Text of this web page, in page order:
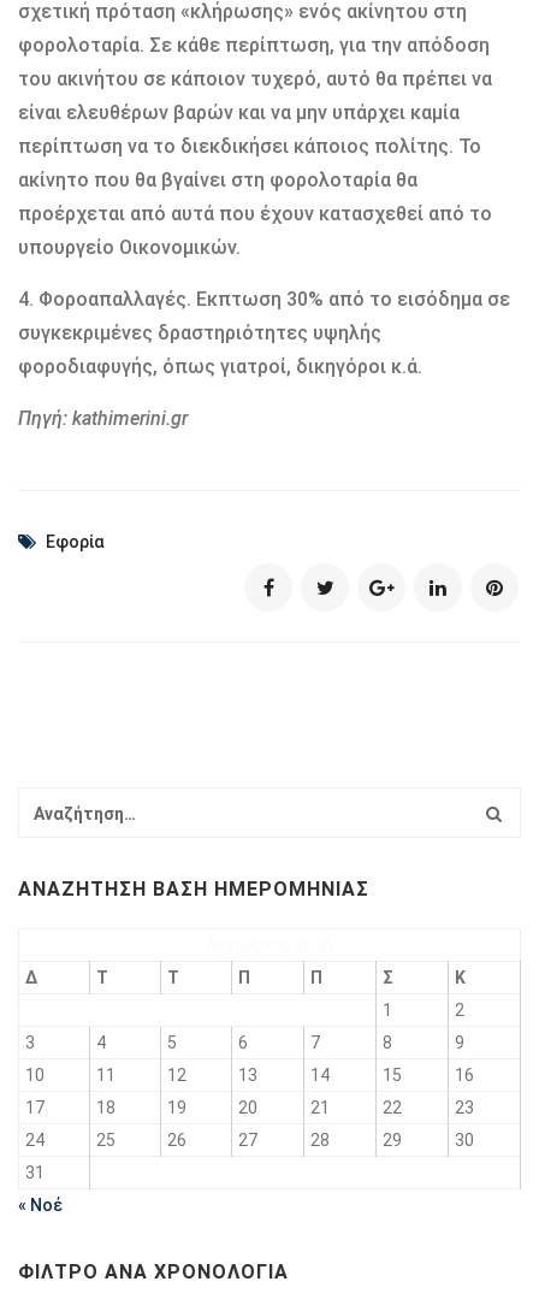
σχετική πρόταση «κλήρωσης» ενός ακίνητου στη
φορολοταρία. Σε κάθε περίπτωση, για την απόδοση
του ακινήτου σε κάποιον τυχερό, αυτό θα πρέπει να
είναι ελευθέρων βαρών και να μην υπάρχει καμία
περίπτωση να το διεκδικήσει κάποιος πολίτης. Το
ακίνητο που θα βγαίνει στη φορολοταρία θα
προέρχεται από αυτά που έχουν κατασχεθεί από το
υπουργείο Οικονομικών.
4. Φοροαπαλλαγές. Εκπτωση 30% από το εισόδημα σε
συγκεκριμένες δραστηριότητες υψηλής
φοροδιαφυγής, όπως γιατροί, δικηγόροι κ.ά.
Πηγή: kathimerini.gr
Εφορία
ΑΝΑΖΉΤΗΣΗ ΒΆΣΗ ΗΜΕΡΟΜΗΝΊΑΣ
Δ
Τ Τ Π Π Σ
Κ
1
2
3
4 5 6 7 8
9
10
11 12 13 14 15
16
17
18 19 20 21 22
23
24
25 26 27 28 29
30
31
« Νοέ
ΦΊΛΤΡΟ ΑΝΆ ΧΡΟΝΟΛΟΓΊΑ